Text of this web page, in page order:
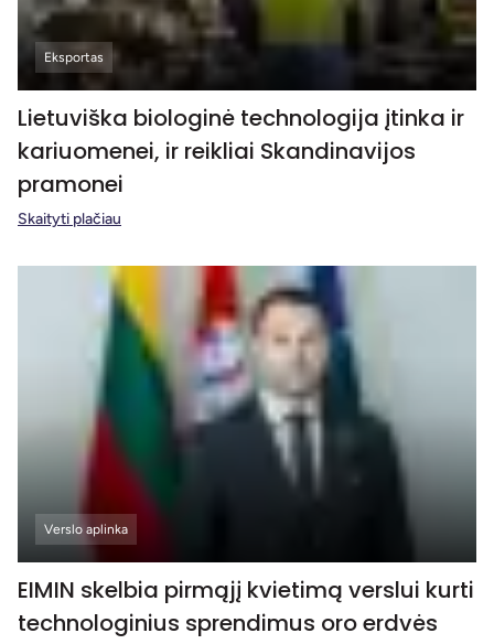
Eksportas
Lietuviška biologinė technologija įtinka ir
kariuomenei, ir reikliai Skandinavijos
pramonei
Skaityti plačiau
Verslo aplinka
EIMIN skelbia pirmąjį kvietimą verslui kurti
technologinius sprendimus oro erdvės